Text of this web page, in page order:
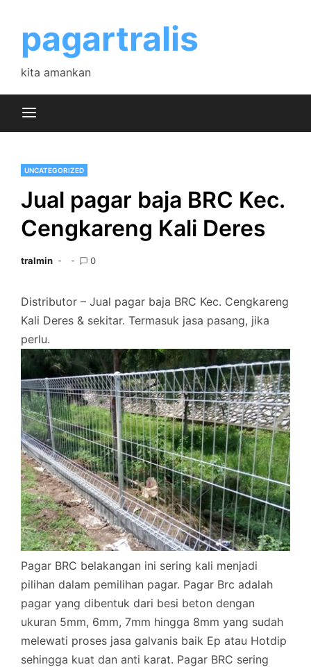
contentpagartralis
kita amankan
UNCATEGORIZED
Jual pagar baja BRC Kec.
Cengkareng Kali Deres
tralmin 0
Distributor – Jual pagar baja BRC Kec. Cengkareng
Kali Deres & sekitar. Termasuk jasa pasang, jika
perlu.
Pagar BRC belakangan ini sering kali menjadi
pilihan dalam pemilihan pagar. Pagar Brc adalah
pagar yang dibentuk dari besi beton dengan
ukuran 5mm, 6mm, 7mm hingga 8mm yang sudah
melewati proses jasa galvanis baik Ep atau Hotdip
sehingga kuat dan anti karat. Pagar BRC sering